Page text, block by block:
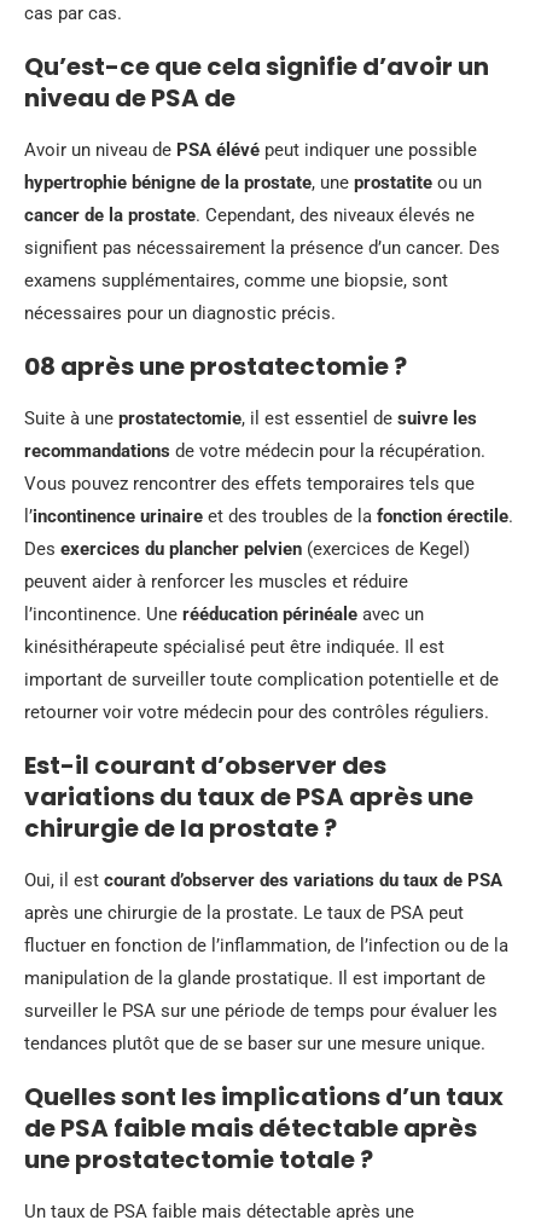
cas par cas.
Qu’est-ce que cela signifie d’avoir un
niveau de PSA de
Avoir un niveau de PSA élévé peut indiquer une possible
hypertrophie bénigne de la prostate, une prostatite ou un
cancer de la prostate. Cependant, des niveaux élevés ne
signifient pas nécessairement la présence d’un cancer. Des
examens supplémentaires, comme une biopsie, sont
nécessaires pour un diagnostic précis.
08 après une prostatectomie ?
Suite à une prostatectomie, il est essentiel de suivre les
recommandations de votre médecin pour la récupération.
Vous pouvez rencontrer des effets temporaires tels que
l’incontinence urinaire et des troubles de la fonction érectile.
Des exercices du plancher pelvien (exercices de Kegel)
peuvent aider à renforcer les muscles et réduire
l’incontinence. Une rééducation périnéale avec un
kinésithérapeute spécialisé peut être indiquée. Il est
important de surveiller toute complication potentielle et de
retourner voir votre médecin pour des contrôles réguliers.
Est-il courant d’observer des
variations du taux de PSA après une
chirurgie de la prostate ?
Oui, il est courant d’observer des variations du taux de PSA
après une chirurgie de la prostate. Le taux de PSA peut
fluctuer en fonction de l’inflammation, de l’infection ou de la
manipulation de la glande prostatique. Il est important de
surveiller le PSA sur une période de temps pour évaluer les
tendances plutôt que de se baser sur une mesure unique.
Quelles sont les implications d’un taux
de PSA faible mais détectable après
une prostatectomie totale ?
Un taux de PSA faible mais détectable après une